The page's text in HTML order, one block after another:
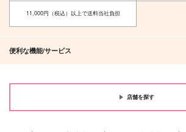
11,000円（税込）以上で送料当社負担
便利な機能/サービス
店舗を探す